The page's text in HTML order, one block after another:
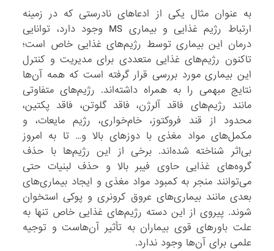
به عنوان مثال یکی از ادعاهای نادرستی که در زمینه
ارتباط رژیم غذایی و بیماری MS وجود دارد، توانایی
درمان این بیماری توسط رژیم‌های غذایی خاص است؛
تاکنون رژیم‌های غذایی متعددی برای مدیریت و کنترل
این بیماری مورد بررسی قرار گرفته است که همه آن‌ها
نتایج مبهمی را به همراه داشته‌اند. رژیم‌های متفاوتی
مانند رژیم‌های فاقد آلرژن، فاقد گلوتن، فاقد پکتین،
محدود از قند فروکتوز، خام‌خواری، رژیم مایعات، و
مکمل‌های مواد مغذی با دوزهای بالا و… تا به امروز
بی‌اثر شناخته شده‌اند. برخی از این رژیم‌ها با حذف
گروه‌های غذایی حاوی فیبر بالا و حذف لبنیات حتی
می‌توانند منجر به کمبود مواد مغذی و ایجاد بیماری‌های
بعدی مانند بیماری‌های عروق کرونری و پوکی استخوان
شوند. پیروی از این دسته رژیم‌های غذایی خاص تنها به
علت باورهای قوی بیماران به تأثیر آن‌هاست و توجیه
علمی برای آن‌ها وجود ندارد.